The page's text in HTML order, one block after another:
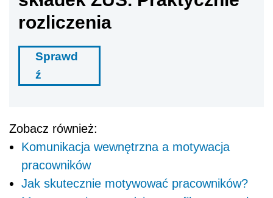
rozliczenia
Sprawd
ź
Zobacz również:
Komunikacja wewnętrzna a motywacja
pracowników
Jak skutecznie motywować pracowników?